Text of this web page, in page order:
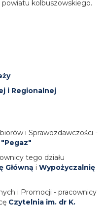
kolbuszowskiego.
i Regionalnej
i Sprawozdawczości -
tego działu
Główną i Wypożyczalnię
i Promocji - pracownicy
Czytelnia im. dr K.